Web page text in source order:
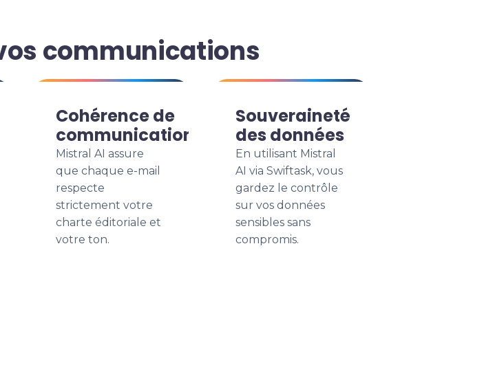
communications
Cohérence de
communication
Mistral AI assure
que chaque e-mail
respecte
strictement votre
charte éditoriale et
votre ton.
Souveraineté
des données
En utilisant Mistral
AI via Swiftask, vous
gardez le contrôle
sur vos données
sensibles sans
compromis.